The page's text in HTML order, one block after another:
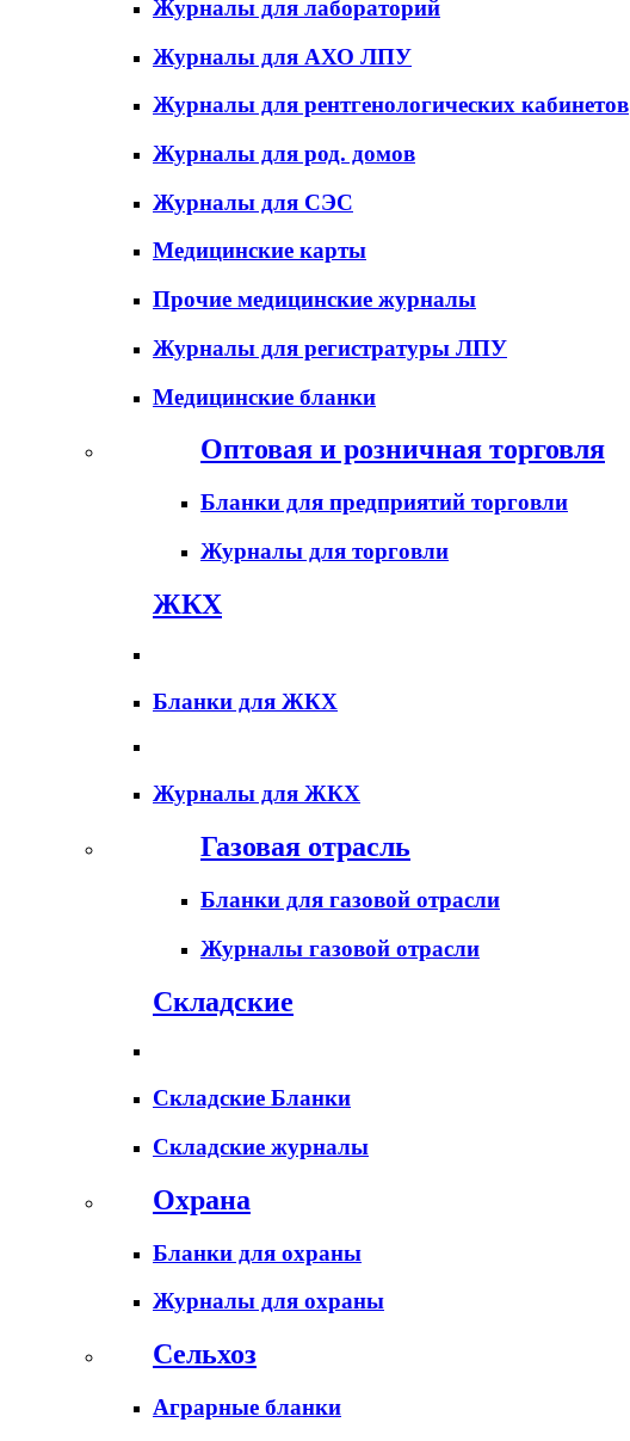
Журналы для лабораторий
Журналы для АХО ЛПУ
Журналы для рентгенологических кабинетов
Журналы для род. домов
Журналы для СЭС
Медицинские карты
Прочие медицинские журналы
Журналы для регистратуры ЛПУ
Медицинские бланки
Оптовая и розничная торговля
Бланки для предприятий торговли
Журналы для торговли
ЖКХ
Бланки для ЖКХ
Журналы для ЖКХ
Газовая отрасль
Бланки для газовой отрасли
Журналы газовой отрасли
Складские
Складские Бланки
Складские журналы
Охрана
Бланки для охраны
Журналы для охраны
Сельхоз
Аграрные бланки